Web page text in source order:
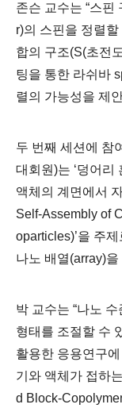
존슨 교수는 “스핀
r)의 스핀을 정렬
합의 구조(S(초전도
팅을 통한 라쉬바
렬의 가능성을 제
두 번째 세션에 참
대회원)는 ‘덩어리
액체의 계면에서
Self-Assembly of
oparticles)’을 주제
나노 배열(array)을
박 교수는 “나노 수
형태를 조절할 수
활용한 응용연구
기와 액체가 접하
d Block-